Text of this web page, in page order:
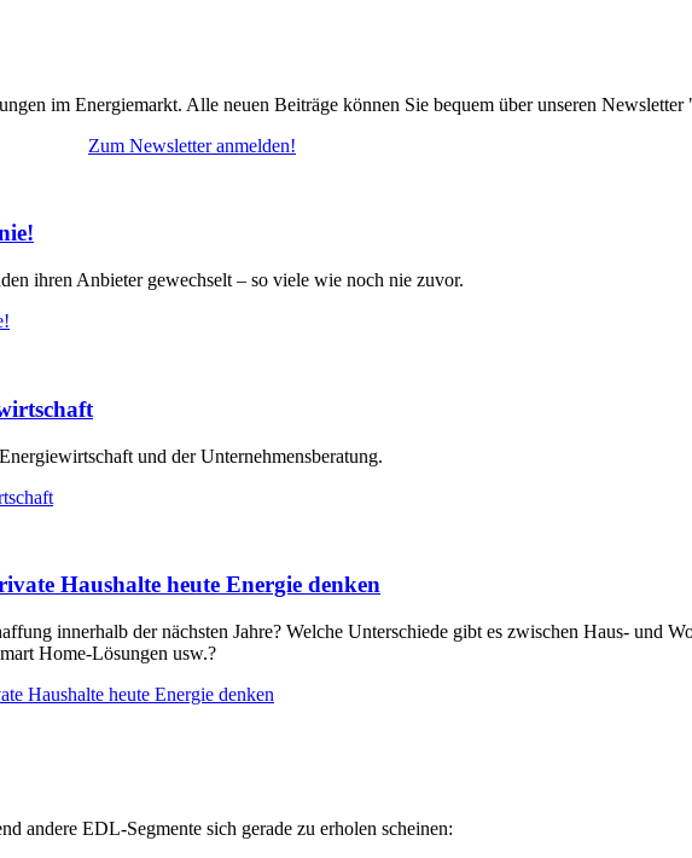
im Energiemarkt. Alle neuen Beiträge können Sie bequem über unseren
Zum Newsletter anmelden!
ihren Anbieter gewechselt – so viele wie noch nie zuvor.
und der Unternehmensberatung.
Haushalte heute Energie denken
innerhalb der nächsten Jahre? Welche Unterschiede gibt es zwischen Haus- und
Home-Lösungen usw.?
Haushalte heute Energie denken
andere EDL-Segmente sich gerade zu erholen scheinen: